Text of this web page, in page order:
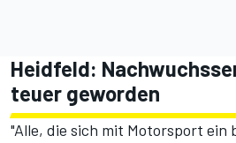
Heidfeld:
teuer geworden
"Alle, die sich mit Motorsport ein